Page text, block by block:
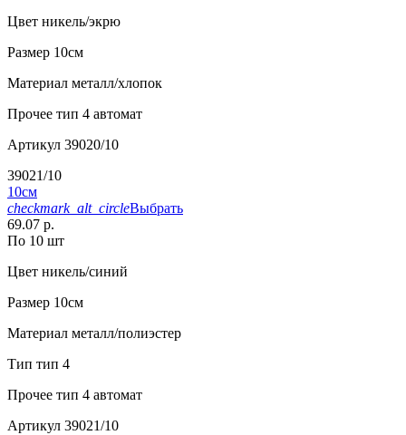
Цвет никель/экрю
Размер 10см
Материал металл/хлопок
Прочее тип 4 автомат
Артикул 39020/10
39021/10
10см
checkmark_alt_circleВыбрать
69.07 р.
По 10 шт
Цвет никель/синий
Размер 10см
Материал металл/полиэстер
Тип тип 4
Прочее тип 4 автомат
Артикул 39021/10